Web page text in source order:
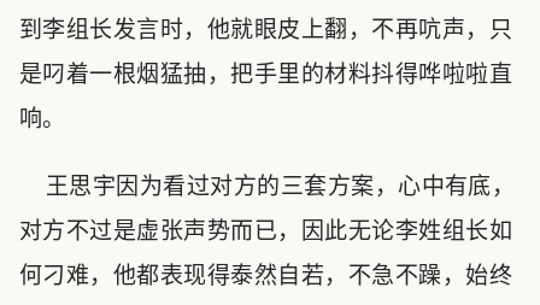
到李组长发言时，他就眼皮上翻，不再吭声，只
是叼着一根烟猛抽，把手里的材料抖得哗啦啦直
响。
王思宇因为看过对方的三套方案，心中有底，
对方不过是虚张声势而已，因此无论李姓组长如
何刁难，他都表现得泰然自若，不急不躁，始终